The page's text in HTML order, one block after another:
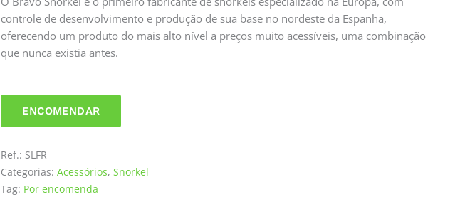
controle de desenvolvimento e produção de sua base no nordeste da Espanha,
oferecendo um produto do mais alto nível a preços muito acessíveis, uma combinação
que nunca existia antes.
ENCOMENDAR
Ref.: SLFR
Categorias: Acessórios, Snorkel
Tag: Por encomenda